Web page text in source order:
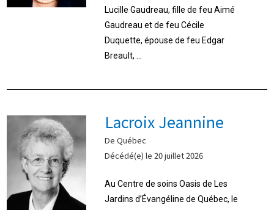
Lucille Gaudreau, fille de feu Aimé
Gaudreau et de feu Cécile
Duquette, épouse de feu Edgar
Breault, ...
Lacroix Jeannine
De Québec
Décédé(e) le 20 juillet 2026
Au Centre de soins Oasis de Les
Jardins d’Évangéline de Québec, le